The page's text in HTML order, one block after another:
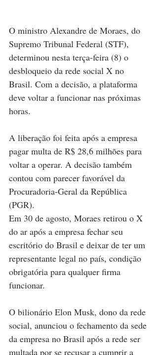
O ministro Alexandre de Moraes, do
Supremo Tribunal Federal (STF),
determinou nesta terça-feira (8) o
desbloqueio da rede social X no
Brasil. Com a decisão, a plataforma
deve voltar a funcionar nas próximas
horas.
A liberação foi feita após a empresa
pagar multa de R$ 28,6 milhões para
voltar a operar. A decisão também
contou com parecer favorável da
Procuradoria-Geral da República
(PGR).
Em 30 de agosto, Moraes retirou o X
do ar após a empresa fechar seu
escritório do Brasil e deixar de ter um
representante legal no país, condição
obrigatória para qualquer firma
funcionar.
O bilionário Elon Musk, dono da rede
social, anunciou o fechamento da sede
da empresa no Brasil após a rede ser
multada por se recusar a cumprir a